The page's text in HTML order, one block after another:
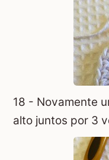
18 - Novamente
alto juntos por 3